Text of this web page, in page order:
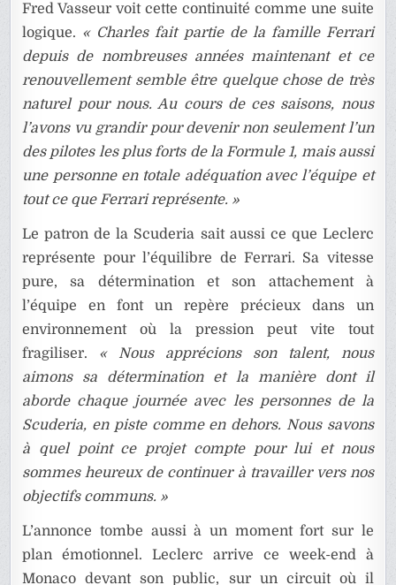
Fred Vasseur voit cette continuité comme une suite
logique. « Charles fait partie de la famille Ferrari
depuis de nombreuses années maintenant et ce
renouvellement semble être quelque chose de très
naturel pour nous. Au cours de ces saisons, nous
l’avons vu grandir pour devenir non seulement l’un
des pilotes les plus forts de la Formule 1, mais aussi
une personne en totale adéquation avec l’équipe et
tout ce que Ferrari représente. »
Le patron de la Scuderia sait aussi ce que Leclerc
représente pour l’équilibre de Ferrari. Sa vitesse
pure, sa détermination et son attachement à
l’équipe en font un repère précieux dans un
environnement où la pression peut vite tout
fragiliser. « Nous apprécions son talent, nous
aimons sa détermination et la manière dont il
aborde chaque journée avec les personnes de la
Scuderia, en piste comme en dehors. Nous savons
à quel point ce projet compte pour lui et nous
sommes heureux de continuer à travailler vers nos
objectifs communs. »
L’annonce tombe aussi à un moment fort sur le
plan émotionnel. Leclerc arrive ce week-end à
Monaco devant son public, sur un circuit où il